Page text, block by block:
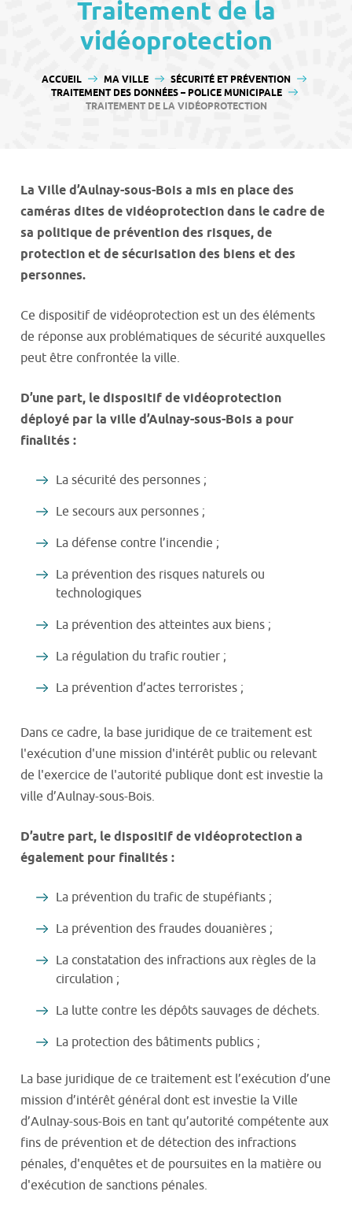
Traitement de la
vidéoprotection
VOUS ÊTES ICI :
ACCUEIL MA VILLE
SÉCURITÉ ET PRÉVENTION
TRAITEMENT DES DONNÉES – POLICE MUNICIPALE
TRAITEMENT DE LA VIDÉOPROTECTION
La Ville d’Aulnay-sous-Bois a mis en place des
caméras dites de vidéoprotection dans le cadre de
sa politique de prévention des risques, de
protection et de sécurisation des biens et des
personnes.
Ce dispositif de vidéoprotection est un des éléments
de réponse aux problématiques de sécurité auxquelles
peut être confrontée la ville.
D’une part, le dispositif de vidéoprotection
déployé par la ville d’Aulnay-sous-Bois a pour
finalités :
La sécurité des personnes ;
Le secours aux personnes ;
La défense contre l’incendie ;
La prévention des risques naturels ou
technologiques
La prévention des atteintes aux biens ;
La régulation du trafic routier ;
La prévention d’actes terroristes ;
Dans ce cadre, la base juridique de ce traitement est
l'exécution d'une mission d'intérêt public ou relevant
de l'exercice de l'autorité publique dont est investie la
ville d’Aulnay-sous-Bois.
D’autre part, le dispositif de vidéoprotection a
également pour finalités :
La prévention du trafic de stupéfiants ;
La prévention des fraudes douanières ;
La constatation des infractions aux règles de la
circulation ;
La lutte contre les dépôts sauvages de déchets.
La protection des bâtiments publics ;
La base juridique de ce traitement est l’exécution d’une
mission d’intérêt général dont est investie la Ville
d’Aulnay-sous-Bois en tant qu’autorité compétente aux
fins de prévention et de détection des infractions
pénales, d'enquêtes et de poursuites en la matière ou
d'exécution de sanctions pénales.